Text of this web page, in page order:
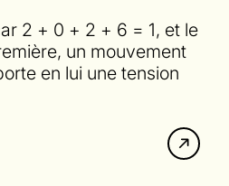
2 + 0 + 2 + 6 = 1, et le
un mouvement
en lui une tension